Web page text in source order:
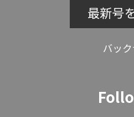
最新号
バッ